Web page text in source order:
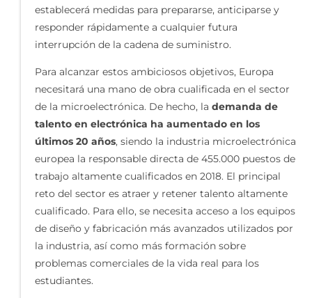
establecerá medidas para prepararse, anticiparse y
responder rápidamente a cualquier futura
interrupción de la cadena de suministro.
Para alcanzar estos ambiciosos objetivos, Europa
necesitará una mano de obra cualificada en el sector
de la microelectrónica. De hecho, la demanda de
talento en electrónica ha aumentado en los
últimos 20 años, siendo la industria microelectrónica
europea la responsable directa de 455.000 puestos de
trabajo altamente cualificados en 2018. El principal
reto del sector es atraer y retener talento altamente
cualificado. Para ello, se necesita acceso a los equipos
de diseño y fabricación más avanzados utilizados por
la industria, así como más formación sobre
problemas comerciales de la vida real para los
estudiantes.